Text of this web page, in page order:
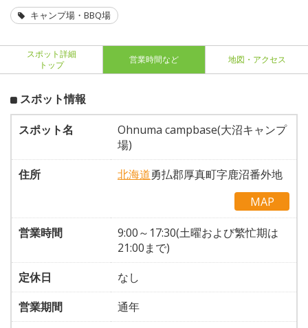
キャンプ場・BBQ場
スポット詳細
トップ
営業時間など 地図・アクセス
スポット情報
スポット名
Ohnuma campbase(大沼キャンプ
場)
住所
北海道勇払郡厚真町字鹿沼番外地
MAP
営業時間
9:00～17:30(土曜および繁忙期は
21:00まで)
定休日
なし
営業期間
通年